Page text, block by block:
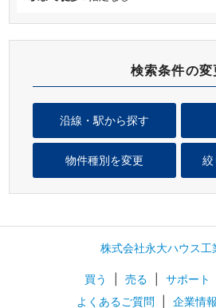
検索条件の変
沿線・駅から探す
物件種別を変更 絞
株式会社永大ハウス工
買う 売る サポート
よくあるご質問
企業情報